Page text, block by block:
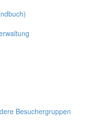
Besuchergruppen